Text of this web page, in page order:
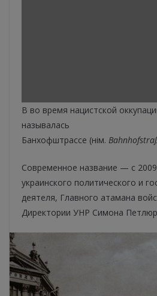
В во время нацистской
называлась
Банхофштрассе (нім.
Современное название — с
украинского политического и
деятеля, Главного атамана
Директории УНР Симона